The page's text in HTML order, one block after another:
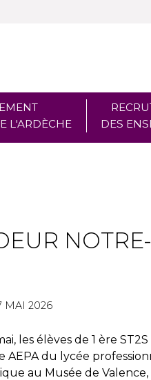
L'ARDÈCHE
DES
MAI 2026
les élèves de 1 ère
AEPA du lycée
au Musée de